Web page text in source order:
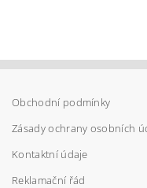
Obchodní podmínky
Zásady ochrany osobních
Kontaktní údaje
Reklamační řád